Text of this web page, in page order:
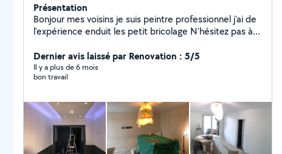
Présentation
Bonjour mes voisins je suis peintre professionnel j'ai de
l'expérience enduit les petit bricolage N'hésitez pas à
Dernier avis laissé par Renovation : 5/5
Il y a plus de 6 mois
bon travail